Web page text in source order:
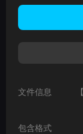
文件信息
包含格式